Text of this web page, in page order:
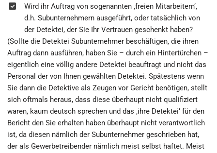
Wird ihr Auftrag von sogenannten ‚freien Mitarbeitern‘,
d.h. Subunternehmern ausgeführt, oder tatsächlich von
der Detektei, der Sie Ihr Vertrauen geschenkt haben?
(Sollte die Detektei Subunternehmer beschäftigen, die ihren
Auftrag dann ausführen, haben Sie – durch ein Hintertürchen –
eigentlich eine völlig andere Detektei beauftragt und nicht das
Personal der von Ihnen gewählten Detektei. Spätestens wenn
Sie dann die Detektive als Zeugen vor Gericht benötigen, stellt
sich oftmals heraus, dass diese überhaupt nicht qualifiziert
waren, kaum deutsch sprechen und das ‚ihre Detektei‘ für den
Bericht den Sie erhalten haben überhaupt nicht verantwortlich
ist, da diesen nämlich der Subunternehmer geschrieben hat,
der als Gewerbetreibender nämlich meist selbst haftet. Meist